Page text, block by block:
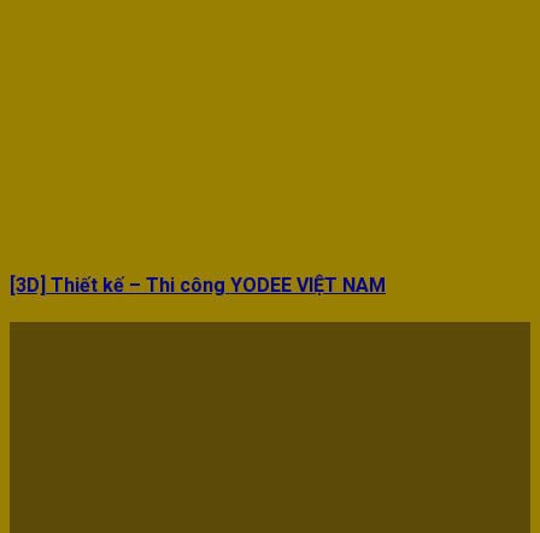
[3D] Thiết kế – Thi công YODEE VIỆT NAM